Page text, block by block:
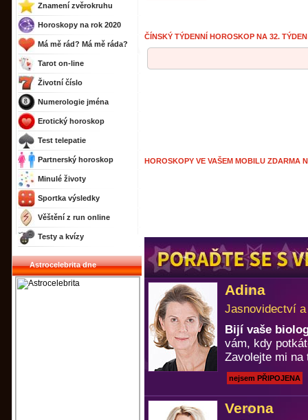
Znamení zvěrokruhu
Horoskopy na rok 2020
Má mě rád? Má mě ráda?
Tarot on-line
Životní číslo
Numerologie jména
Erotický horoskop
Test telepatie
Partnerský horoskop
Minulé životy
Sportka výsledky
Věštění z run online
Testy a kvízy
Astrocelebrita dne
ČÍNSKÝ TÝDENNÍ HOROSKOP NA 32.
HOROSKOPY VE VAŠEM MOBILU ZDARMA
Adina
Jasnovidectví
Bijí vaše
vám, kdy
Zavolejte mi
nejsem PŘIPOJENA
Verona